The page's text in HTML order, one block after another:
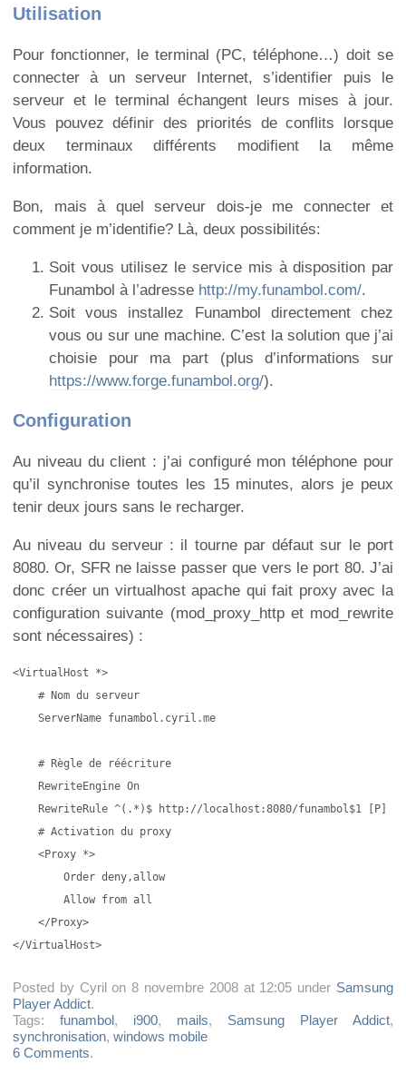
Utilisation
Pour fonctionner, le terminal (PC, téléphone…) doit se
connecter à un serveur Internet, s’identifier puis le
serveur et le terminal échangent leurs mises à jour.
Vous pouvez définir des priorités de conflits lorsque
deux terminaux différents modifient la même
information.
Bon, mais à quel serveur dois-je me connecter et
comment je m’identifie? Là, deux possibilités:
Soit vous utilisez le service mis à disposition par
Funambol à l’adresse http://my.funambol.com/.
Soit vous installez Funambol directement chez
vous ou sur une machine. C’est la solution que j’ai
choisie pour ma part (plus d’informations sur
https://www.forge.funambol.org/).
Configuration
Au niveau du client : j’ai configuré mon téléphone pour
qu’il synchronise toutes les 15 minutes, alors je peux
tenir deux jours sans le recharger.
Au niveau du serveur : il tourne par défaut sur le port
8080. Or, SFR ne laisse passer que vers le port 80. J’ai
donc créer un virtualhost apache qui fait proxy avec la
configuration suivante (mod_proxy_http et mod_rewrite
sont nécessaires) :
<VirtualHost *>
    # Nom du serveur
    ServerName funambol.cyril.me
    # Règle de réécriture
    RewriteEngine On
    RewriteRule ^(.*)$ http://localhost:8080/funambol$1 [P]
    # Activation du proxy
    <Proxy *>
        Order deny,allow
        Allow from all
    </Proxy>
Posted by Cyril on 8 novembre 2008 at 12:05 under Samsung
Player Addict.
Tags: funambol, i900, mails, Samsung Player Addict,
synchronisation, windows mobile
6 Comments.